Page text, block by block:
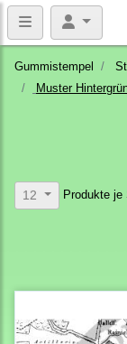
Gummistempel
Muster
12 Produkte je